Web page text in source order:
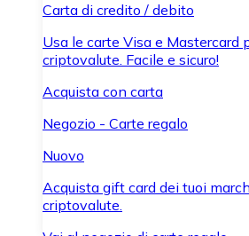
Carta di credito / debito
Usa le carte Visa e Mastercard
criptovalute. Facile e sicuro!
Acquista con carta
Negozio - Carte regalo
Nuovo
Acquista gift card dei tuoi
criptovalute.